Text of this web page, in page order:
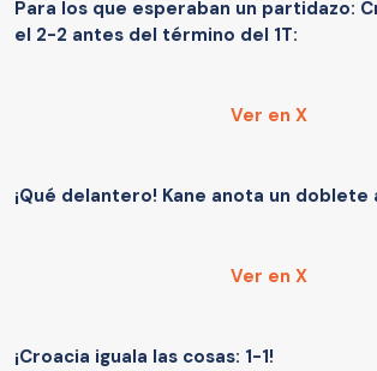
Para los que esperaban un partidazo:
el 2-2 antes del término del 1T:
Ver en X
¡Qué delantero! Kane anota un doblete
Ver en X
¡Croacia iguala las cosas: 1-1!